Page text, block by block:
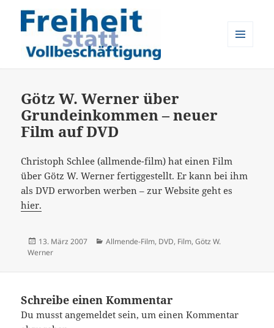
Götz W. Werner über
Grundeinkommen – neuer
Film auf DVD
Christoph Schlee (allmende-film) hat einen Film
über Götz W. Werner fertiggestellt. Er kann bei ihm
als DVD erworben werben – zur Website geht es
hier.
Veröffentlicht
am
13. März 2007 Kategorien
Allmende-Film, DVD, Film, Götz W.
Werner
Schreibe einen Kommentar
Du musstangemeldet sein, um einen Kommentar